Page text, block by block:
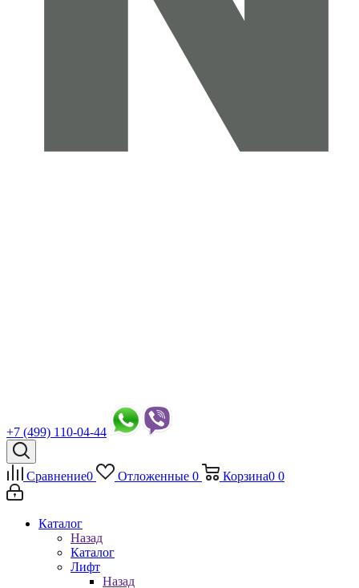
+7 (499) 110-04-44
Сравнение0 Отложенные 0 Корзина0 0
Каталог
Назад
Каталог
Лифт
Назад